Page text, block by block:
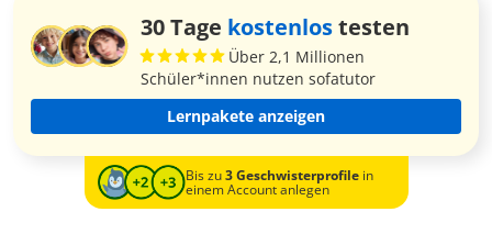
30 Tage kostenlostesten
Über 2,1 Millionen
Schüler*innen nutzen sofatutor
Lernpakete anzeigen
Bis zu3 Geschwisterprofilein
einem Account anlegen